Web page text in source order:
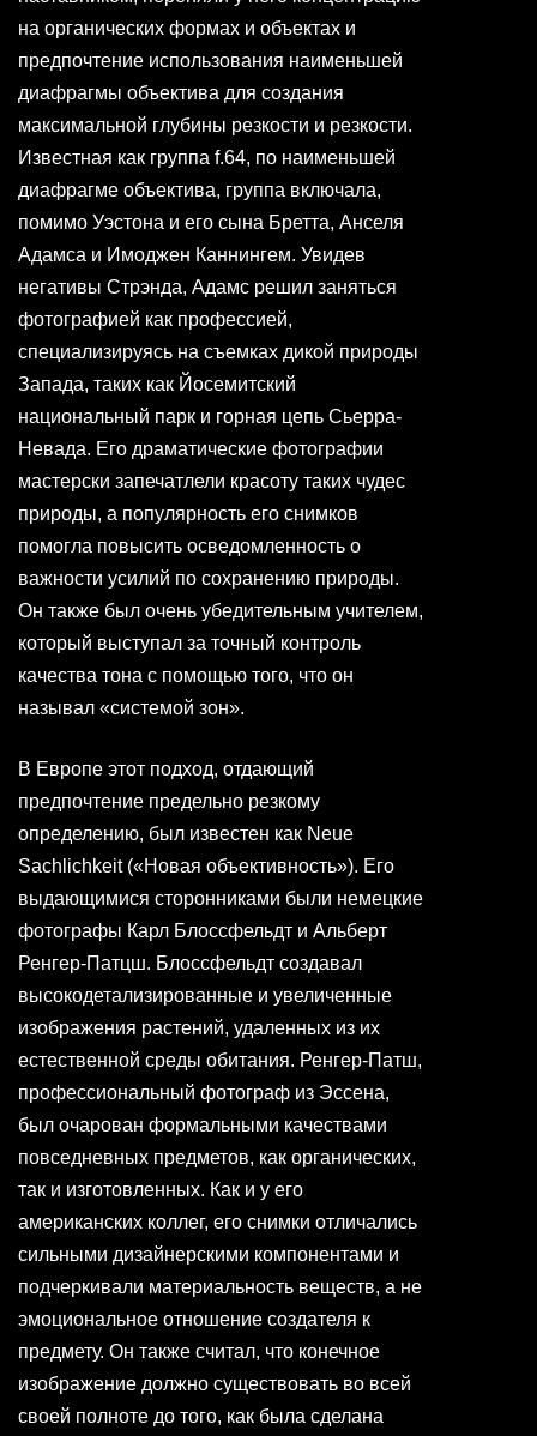
на органических формах и объектах и
предпочтение использования наименьшей
диафрагмы объектива для создания
максимальной глубины резкости и резкости.
Известная как группа f.64, по наименьшей
диафрагме объектива, группа включала,
помимо Уэстона и его сына Бретта, Анселя
Адамса и Имоджен Каннингем. Увидев
негативы Стрэнда, Адамс решил заняться
фотографией как профессией,
специализируясь на съемках дикой природы
Запада, таких как Йосемитский
национальный парк и горная цепь Сьерра-
Невада. Его драматические фотографии
мастерски запечатлели красоту таких чудес
природы, а популярность его снимков
помогла повысить осведомленность о
важности усилий по сохранению природы.
Он также был очень убедительным учителем,
который выступал за точный контроль
качества тона с помощью того, что он
называл «системой зон».
В Европе этот подход, отдающий
предпочтение предельно резкому
определению, был известен как Neue
Sachlichkeit («Новая объективность»). Его
выдающимися сторонниками были немецкие
фотографы Карл Блоссфельдт и Альберт
Ренгер-Патцш. Блоссфельдт создавал
высокодетализированные и увеличенные
изображения растений, удаленных из их
естественной среды обитания. Ренгер-Патш,
профессиональный фотограф из Эссена,
был очарован формальными качествами
повседневных предметов, как органических,
так и изготовленных. Как и у его
американских коллег, его снимки отличались
сильными дизайнерскими компонентами и
подчеркивали материальность веществ, а не
эмоциональное отношение создателя к
предмету. Он также считал, что конечное
изображение должно существовать во всей
своей полноте до того, как была сделана